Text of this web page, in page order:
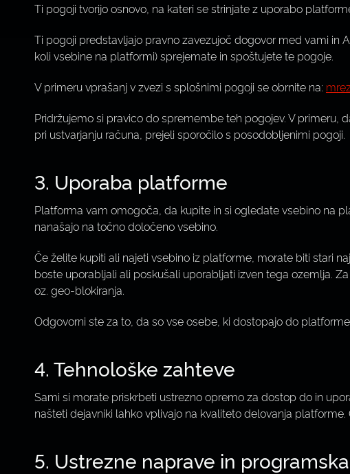
Ti pogoji tvorijo osnovo, na kateri se strinjate z uporabo
Ti pogoji predstavljajo pravno zavezujoč dogovor med vami in
koli vsebine na platformi) sprejemate in spoštujete te pogoje.
V primeru vprašanj v zvezi s splošnimi pogoji se obrnite na:
Pridržujemo si pravico do spremembe teh pogojev. V
pri ustvarjanju računa, prejeli sporočilo s posodobljenimi pogoji.
3. Uporaba platforme
Platforma vam omogoča, da kupite in si ogledate vsebino na
nanašajo na točno določeno vsebino.
Če želite kupiti ali najeti vsebino iz platforme, morate biti stari
boste uporabljali ali poskušali uporabljati izven tega ozemlja.
oz. geo-blokiranja.
Odgovorni ste za to, da so vse osebe, ki dostopajo do
4. Tehnološke zahteve
Sami si morate priskrbeti ustrezno opremo za dostop do in
našteti dejavniki lahko vplivajo na kvaliteto delovanja
5. Ustrezne naprave in